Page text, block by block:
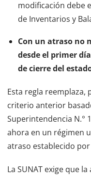
modificación debe
de Inventarios y
Con un atraso no
desde el primer
de cierre del
Esta regla reemplaza,
criterio anterior
Superintendencia N.°
ahora en un régimen
atraso establecido
La SUNAT exige que